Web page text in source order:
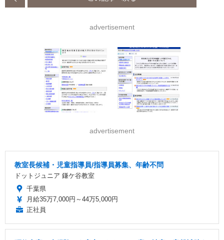
advertisement
advertisement
教室長候補・児童指導員/指導員募集、年齢不問
ドットジュニア 鎌ケ谷教室
千葉県
月給35万7,000円～44万5,000円
正社員